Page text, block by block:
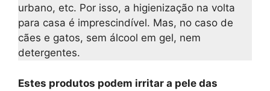
urbano, etc. Por isso, a higienização na volta
para casa é imprescindível. Mas, no caso de
cães e gatos, sem álcool em gel, nem
detergentes.
Estes produtos podem irritar a pele das